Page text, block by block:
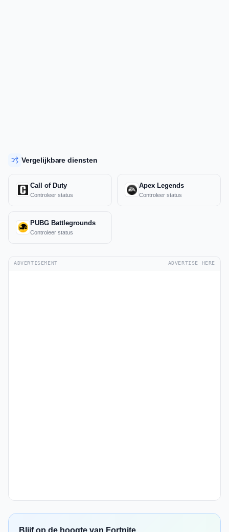
Vergelijkbare diensten
Call of Duty
Controleer status
Apex Legends
Controleer status
PUBG Battlegrounds
Controleer status
ADVERTISEMENT ADVERTISE HERE
Blijf op de hoogte van Fortnite